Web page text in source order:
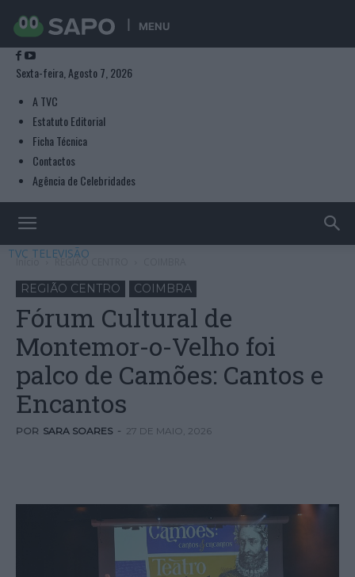
MENU
Sexta-feira, Agosto 7, 2026
A TVC
Estatuto Editorial
Ficha Técnica
Contactos
Agência de Celebridades
TVC TELEVISÃO
Início REGIÃO CENTRO
REGIÃO CENTRO COIMBRA
Fórum Cultural de
Montemor-o-Velho foi
palco de Camões: Cantos e
Encantos
POR SARA SOARES - 27 DE MAIO, 2026